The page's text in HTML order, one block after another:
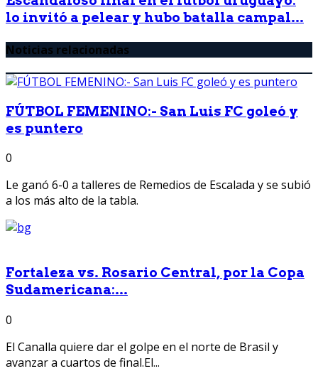
lo invitó a pelear y hubo batalla campal...
Noticias relacionadas
FÚTBOL FEMENINO:- San Luis FC goleó y
es puntero
0
Le ganó 6-0 a talleres de Remedios de Escalada y se subió
a los más alto de la tabla.
Fortaleza vs. Rosario Central, por la Copa
Sudamericana:...
0
El Canalla quiere dar el golpe en el norte de Brasil y
avanzar a cuartos de final.El...